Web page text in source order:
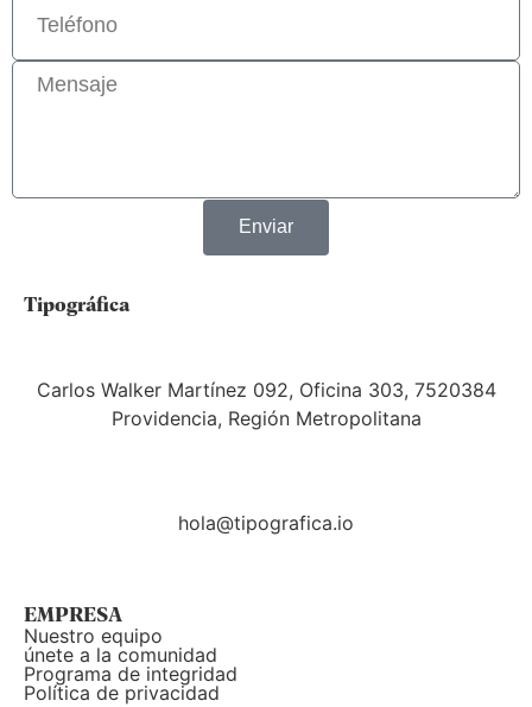
Enviar
Tipográfica
Carlos Walker Martínez 092, Oficina 303, 7520384
Providencia, Región Metropolitana
hola@tipografica.io
EMPRESA
Nuestro equipo
únete a la comunidad
Programa de integridad
Política de privacidad